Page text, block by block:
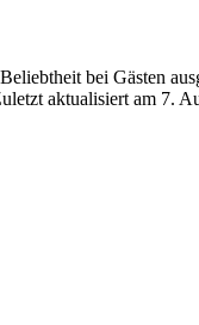
bei Gästen
aktualisiert am 7.